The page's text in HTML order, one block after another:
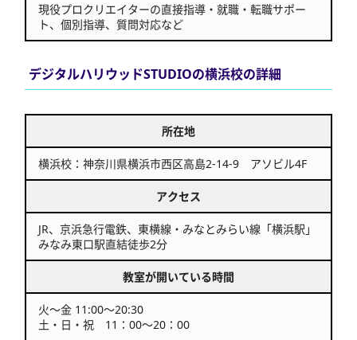
現役プロクリエイターの直接指導・就職・転職サポー
ト、個別指導、質問対応など
デジタルハリウッドSTUDIOの横浜校の詳細
所在地
横浜校：神奈川県横浜市西区高島2-14-9 アソビル4F
アクセス
JR、京浜急行電鉄、東横線・みなとみらい線「横浜駅」
みなみ東口駅直結徒歩2分
教室が開いている時間
火～金 11:00～20:30
土・日・祝 11：00～20：00